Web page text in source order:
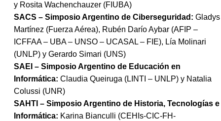
y Rosita Wachenchauzer (FIUBA)
SACS – Simposio Argentino de Ciberseguridad: Gladys
Martínez (Fuerza Aérea), Rubén Darío Aybar (AFIP –
ICFFAA – UBA – UNSO – UCASAL – FIE), Lía Molinari
(UNLP) y Gerardo Simari (UNS)
SAEI – Simposio Argentino de Educación en
Informática: Claudia Queiruga (LINTI – UNLP) y Natalia
Colussi (UNR)
SAHTI – Simposio Argentino de Historia, Tecnologías e
Informática: Karina Bianculli (CEHIs-CIC-FH-